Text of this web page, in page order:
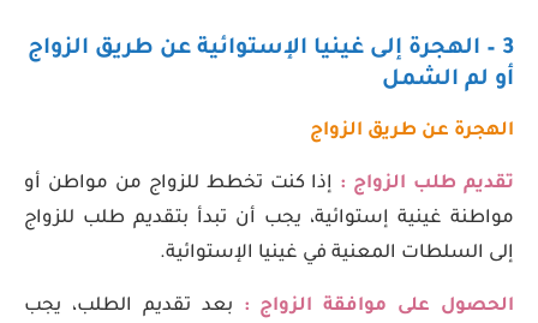
3 – الهجرة إلى غينيا الإستوائية عن طريق الزواج
أو لم الشمل
الهجرة عن طريق الزواج
تقديم طلب الزواج : إذا كنت تخطط للزواج من مواطن أو
مواطنة غينية إستوائية، يجب أن تبدأ بتقديم طلب للزواج
إلى السلطات المعنية في غينيا الإستوائية.
الحصول على موافقة الزواج :
بعد تقديم الطلب، يجب